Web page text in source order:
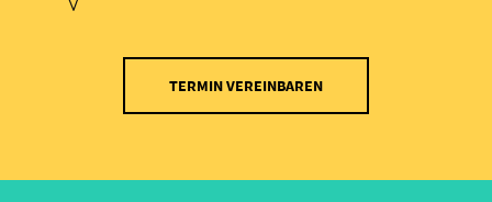
TERMIN VEREINBAREN